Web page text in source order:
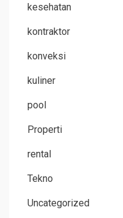
kesehatan
kontraktor
konveksi
kuliner
pool
Properti
rental
Tekno
Uncategorized